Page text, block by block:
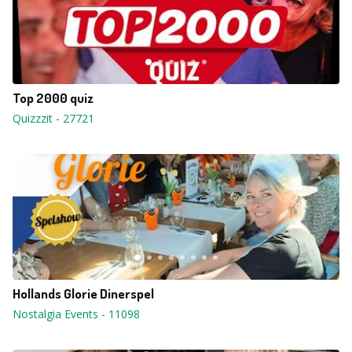
Top 2000 quiz
Quizzzit - 27721
Hollands Glorie Dinerspel
Nostalgia Events - 11098